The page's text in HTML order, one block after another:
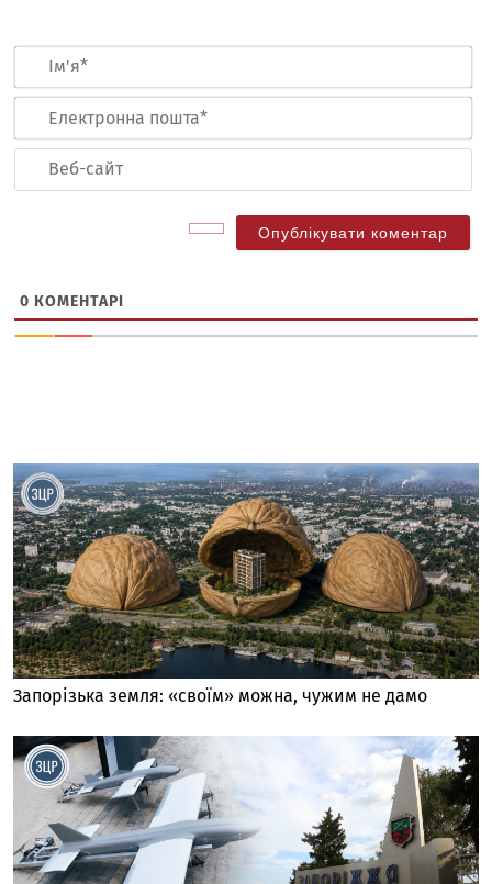
0 КОМЕНТАРІ
Запорізька земля: «своїм» можна, чужим не дамо